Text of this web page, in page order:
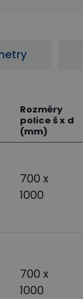
Rozměry
police š x d
(mm)
700 x
1000
700 x
1000